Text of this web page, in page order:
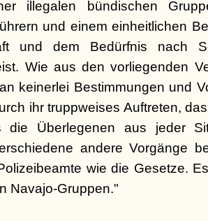
illegalen bündischen
und einem einheitlichen
und dem Bedürfnis nach
Wie aus den vorliegenden
keinerlei Bestimmungen und
ihr truppweises Auftreten,
die Überlegenen aus jeder
andere Vorgänge
wie die Gesetze.
Navajo-Gruppen."